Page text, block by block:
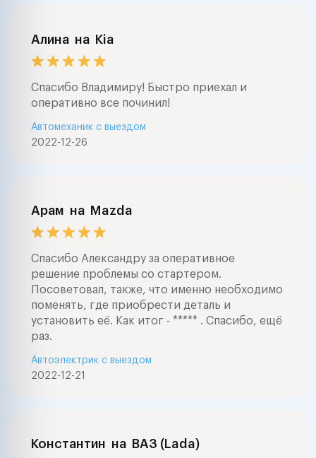
Алина на Kia
Спасибо Владимиру! Быстро приехал и
оперативно все починил!
2022-12-26
Автомеханик с выездом
Арам на Mazda
Спасибо Александру за оперативное
решение проблемы со стартером.
Посоветовал, также, что именно необходимо
поменять, где приобрести деталь и
установить её. Как итог - ***** . Спасибо, ещё
раз.
2022-12-21
Автоэлектрик с выездом
Константин на ВАЗ (Lada)